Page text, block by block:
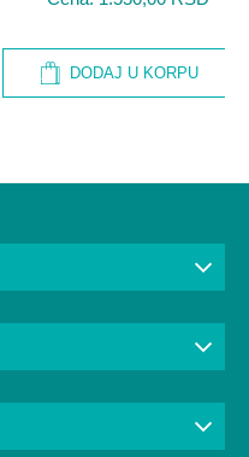
DODAJ U KORPU